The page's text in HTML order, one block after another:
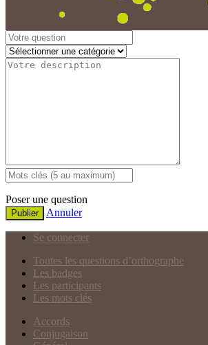
Poser une question
Publier Annuler
Se connecter
Toutes les questions d’orthographe
Les badges
Les participants
Les mots clés
Accords
Conjugaison